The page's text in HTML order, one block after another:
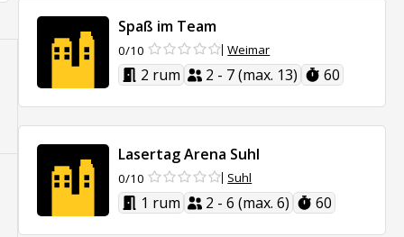
Spaß im Team
0/10 Weimar
2 rum 2 - 7 (max. 13) 60
Lasertag Arena Suhl
0/10 Suhl
1 rum 2 - 6 (max. 6) 60